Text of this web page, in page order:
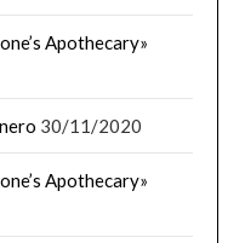
Apothecary»
30/11/2020
Apothecary»